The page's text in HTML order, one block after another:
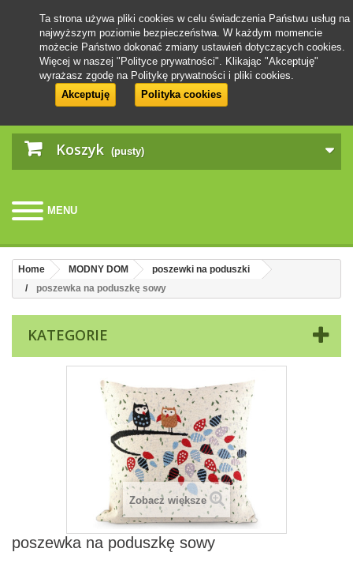
Koszyk (pusty)
MENU
Ta strona używa pliki cookies w celu świadczenia Państwu usług na
najwyższym poziomie bezpieczeństwa. W każdym momencie
możecie Państwo dokonać zmiany ustawień dotyczących cookies.
Więcej w naszej "Polityce prywatności". Klikając "Akceptuję"
wyrażasz zgodę na Politykę prywatności i pliki cookies.
Akceptuję
Polityka cookies
Home MODNY DOM
poszewki na poduszki
poszewka na poduszkę sowy
KATEGORIE
Zobacz większe
poszewka na poduszkę sowy